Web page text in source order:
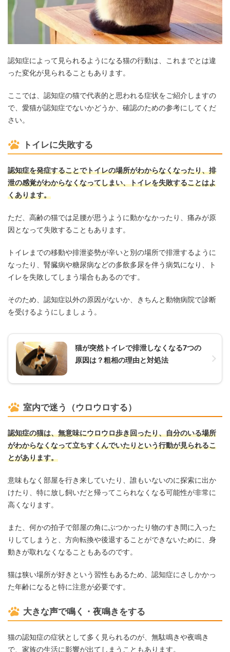
認知症によって見られるようになる猫の行動は、これまでとは違
った変化が見られることもあります。
ここでは、認知症の猫で代表的と思われる症状をご紹介しますの
で、愛猫が認知症でないかどうか、確認のための参考にしてくだ
さい。
トイレに失敗する
認知症を発症することでトイレの場所がわからなくなったり、排
泄の感覚がわからなくなってしまい、トイレを失敗することはよ
くあります。
ただ、高齢の猫では足腰が思うように動かなかったり、痛みが原
因となって失敗することもあります。
トイレまでの移動や排泄姿勢が辛いと別の場所で排泄するように
なったり、腎臓病や糖尿病などの多飲多尿を伴う病気になり、ト
イレを失敗してしまう場合もあるのです。
そのため、認知症以外の原因がないか、きちんと動物病院で診断
を受けるようにしましょう。
猫が突然トイレで排泄しなくなる7つの
原因は？粗相の理由と対処法
室内で迷う（ウロウロする）
認知症の猫は、無意味にウロウロ歩き回ったり、自分のいる場所
がわからなくなって立ちすくんでいたりという行動が見られるこ
とがあります。
意味もなく部屋を行き来していたり、誰もいないのに探索に出か
けたり、特に放し飼いだと帰ってこられなくなる可能性が非常に
高くなります。
また、何かの拍子で部屋の角にぶつかったり物のすき間に入った
りしてしまうと、方向転換や後退することができないために、身
動きが取れなくなることもあるのです。
猫は狭い場所が好きという習性もあるため、認知症にさしかかっ
た年齢になると特に注意が必要です。
大きな声で鳴く・夜鳴きをする
猫の認知症の症状として多く見られるのが、無駄鳴きや夜鳴き
で、家族の生活に影響が出てしまうこともあります。